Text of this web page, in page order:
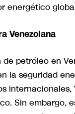
energético
Venezolana
petróleo en
la seguridad
Sin embargo,